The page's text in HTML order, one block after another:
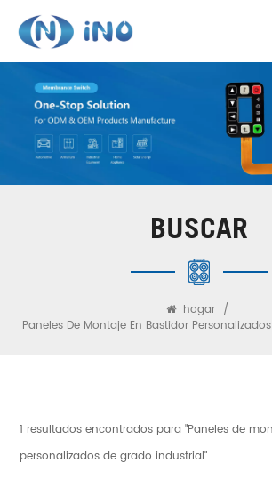
BUSCAR
hogar /
Paneles De Montaje En Bastidor
1 resultados encontrados para "Paneles de
personalizados de grado industrial"